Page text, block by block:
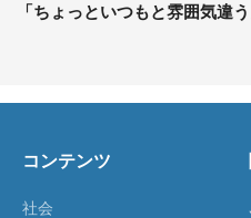
「ちょっといつもと雰囲気違
コンテンツ
社会